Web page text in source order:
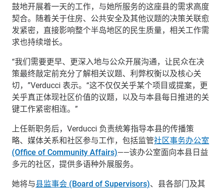
鼓地开展着一天的工作，与她所服务的这座县的需求高度
契合。随着关于住房、公共安全及其他议题的决策关联愈
发紧密，直接影响整个半岛地区的民生质量，相关工作需
求也持续增长。
“我们需要更早、更深入地与公众开展沟通，让民众在决
策最终敲定前充分了解相关议题、利弊权衡以及核心关
切，”Verducci 表示。“这不仅仅关乎某个项目或提案，更
关乎真正体现社区价值的议题，以及与本县每日推进的关
键工作紧密相连。”
上任新职务后， Verducci 负责统筹指导本县的传播策
略、媒体关系和社区参与工作，包括监管社区事务办公室
(Office of Community Affairs)——该办公室面向本县日益
多元的社区，提供多语种外展服务。
她将与县监事会 (Board of Supervisors)、县各部门及其